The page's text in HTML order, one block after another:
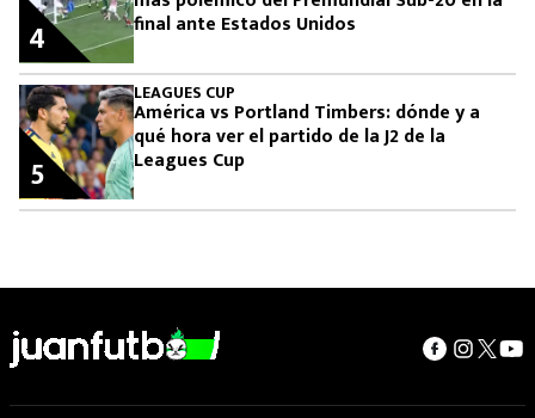
final ante Estados Unidos
4
LEAGUES CUP
América vs Portland Timbers: dónde y a
qué hora ver el partido de la J2 de la
Leagues Cup
5